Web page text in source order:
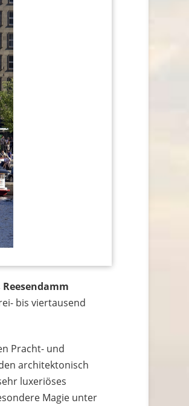
Reesendamm
bis viertausend
Pracht- und
architektonisch
luxeriöses
Magie unter